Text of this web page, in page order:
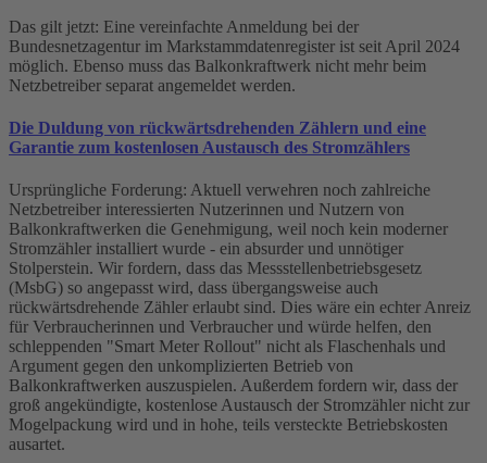
Das gilt jetzt: Eine vereinfachte Anmeldung bei der
Bundesnetzagentur im Markstammdatenregister ist seit April 2024
möglich. Ebenso muss das Balkonkraftwerk nicht mehr beim
Netzbetreiber separat angemeldet werden.
Die Duldung von rückwärtsdrehenden Zählern und eine
Garantie zum kostenlosen Austausch des Stromzählers
Ursprüngliche Forderung: Aktuell verwehren noch zahlreiche
Netzbetreiber interessierten Nutzerinnen und Nutzern von
Balkonkraftwerken die Genehmigung, weil noch kein moderner
Stromzähler installiert wurde - ein absurder und unnötiger
Stolperstein. Wir fordern, dass das Messstellenbetriebsgesetz
(MsbG) so angepasst wird, dass übergangsweise auch
rückwärtsdrehende Zähler erlaubt sind. Dies wäre ein echter Anreiz
für Verbraucherinnen und Verbraucher und würde helfen, den
schleppenden "Smart Meter Rollout" nicht als Flaschenhals und
Argument gegen den unkomplizierten Betrieb von
Balkonkraftwerken auszuspielen. Außerdem fordern wir, dass der
groß angekündigte, kostenlose Austausch der Stromzähler nicht zur
Mogelpackung wird und in hohe, teils versteckte Betriebskosten
ausartet.